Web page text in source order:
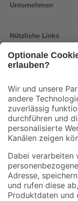
Unternehmen
Nützliche Links
Der toom Newsletter:
Zur Newsletter
Folge uns
Zahlungsarten